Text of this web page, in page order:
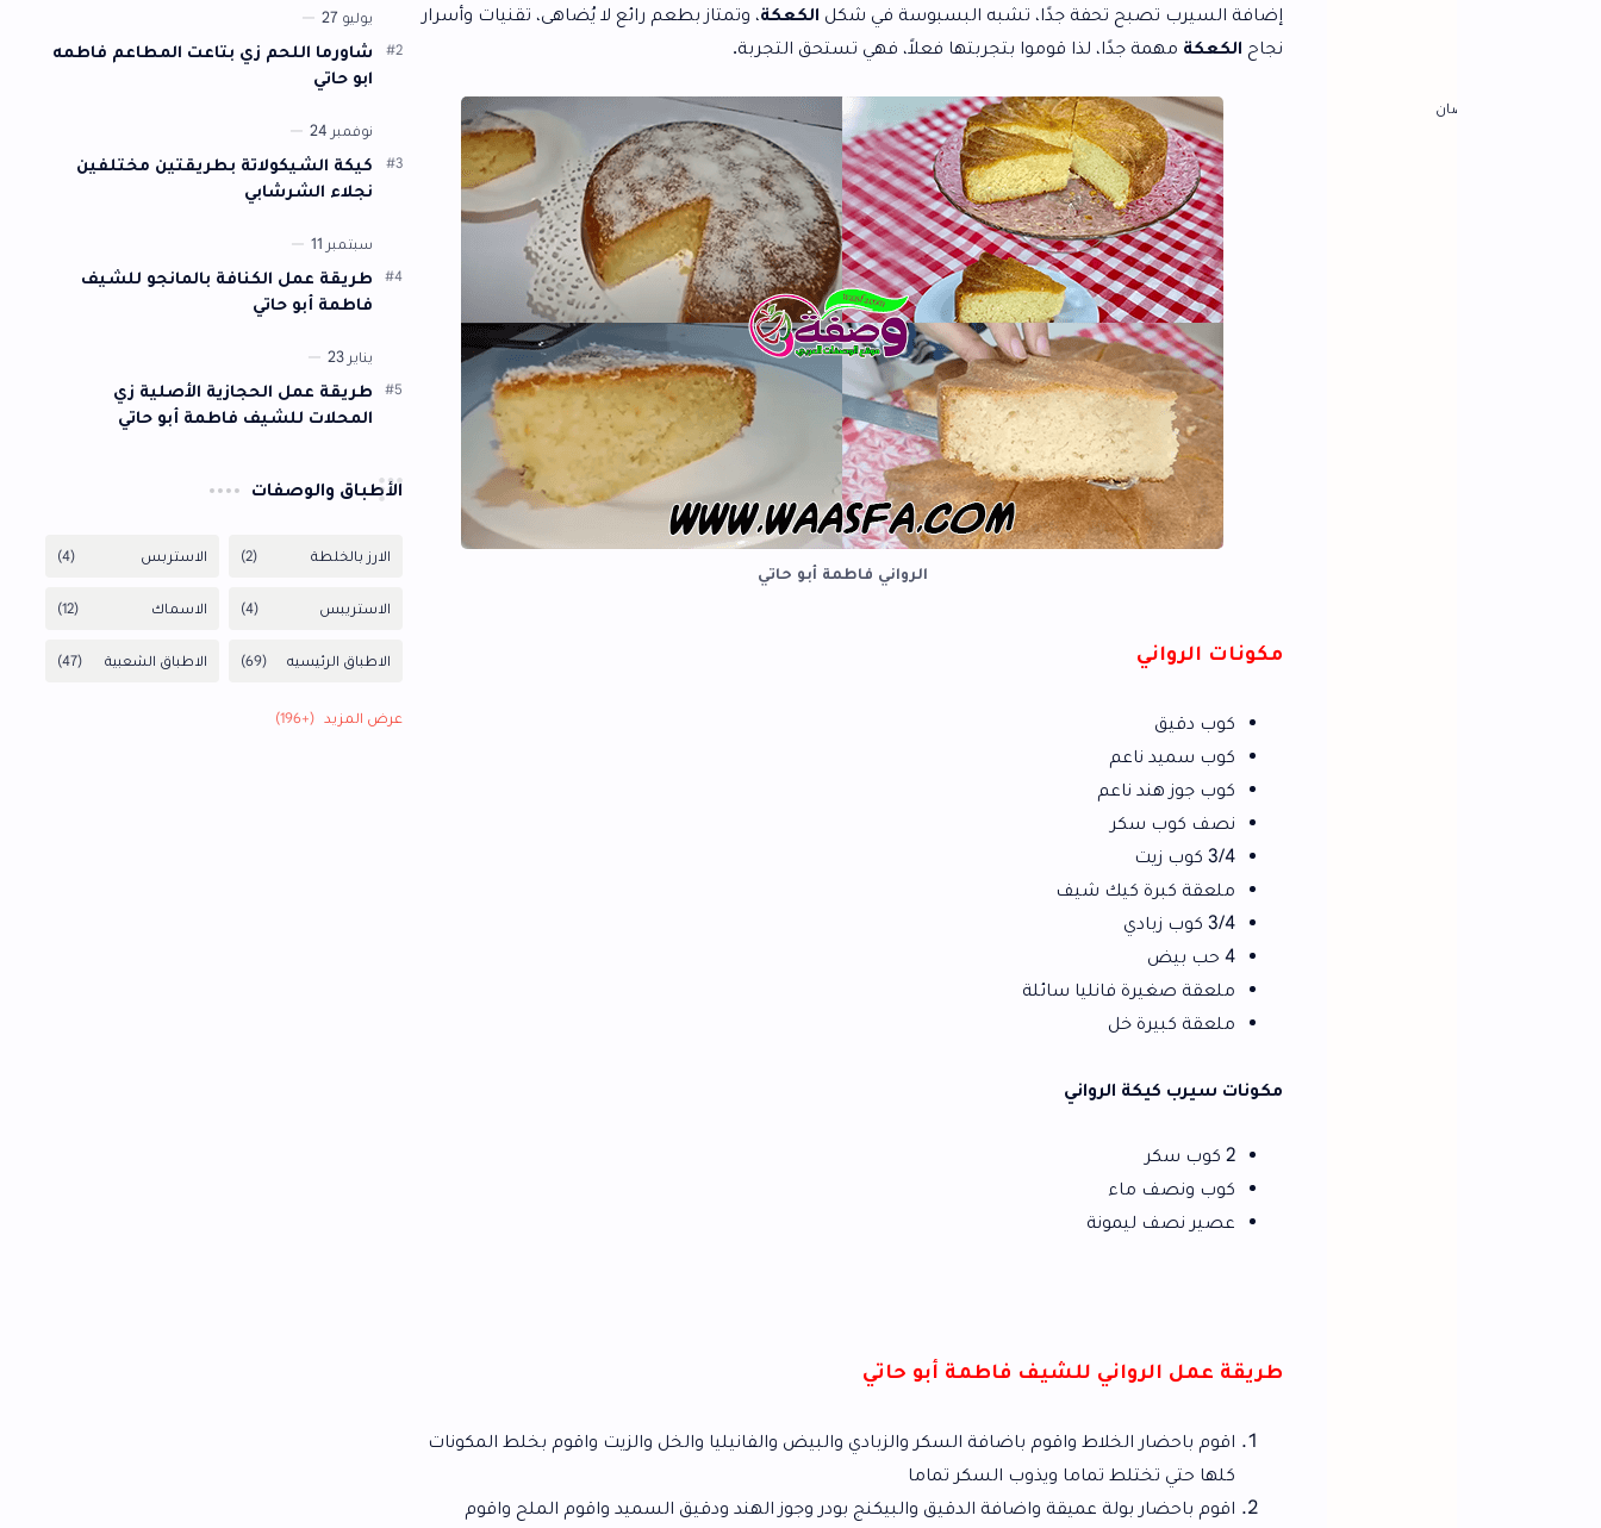
إضافة السيرب تصبح تحفة جدًا، تشبه البسبوسة في شكلالكعكة، وتمتاز بطعم رائع لا يُضاهى، تقنيات وأسرار
مهمة جدًا، لذا قوموا بتجربتها فعلاً، فهي تستحق التجربة.
الرواني فاطمة أبو حاتي
مكونات الرواني
كوب سميد ناعم
كوب جوز هند ناعم
نصف كوب سكر
ملعقة كبرة كيك شيف
ملعقة صغيرة فانليا سائلة
ملعقة كبيرة خل
مكونات سيرب كيكة الرواني
كوب ونصف ماء
عصير نصف ليمونة
طريقة عمل الرواني للشيف فاطمة أبو حاتي
اقوم باحضار الخلاط واقوم باضافة السكر والزبادي والبيض والفانيليا والخل والزيت واقوم بخلط المكونات
كلها حتي تختلط تماما ويذوب السكر تماما
اقوم باحضار بولة عميقة واضافة الدقيق والبيكنج بودر وجوز الهند ودقيق السميد واقوم الملح واقوم
وشكلها. سنقدم لكم أفضل تتبيلة يمكن…
شاورما اللحم زي بتاعت المطاعم فاطمه
كيكة الشيكولاتة بطريقتين مختلفين
نجلاء الشرشابي
طريقة عمل الكنافة بالمانجو للشيف
طريقة عمل الحجازية الأصلية زي
المحلات للشيف فاطمة أبو حاتي
الأطباق والوصفات